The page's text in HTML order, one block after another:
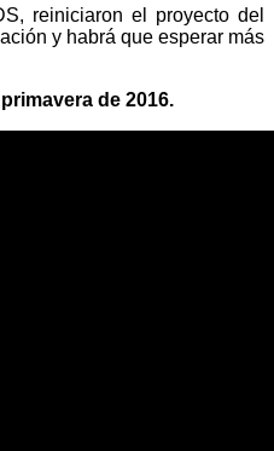
reiniciaron el proyecto del
y habrá que esperar más
primavera de 2016.